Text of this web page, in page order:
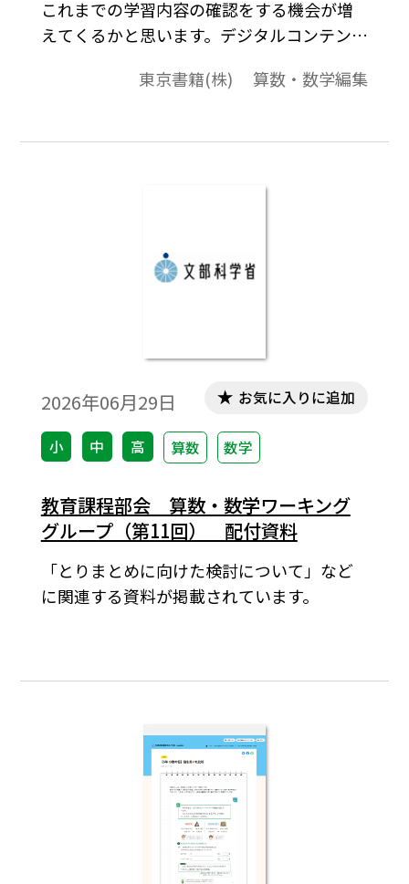
これまでの学習内容の確認をする機会が増
えてくるかと思います。デジタルコンテンツ
活用するのも一つの方法です。
東京書籍(株) 算数・数学編集
2026年06月29日
小 中 高 算数 数学
お気に入りに追加
教育課程部会 算数・数学ワーキング
グループ（第11回） 配付資料
「とりまとめに向けた検討について」など
に関連する資料が掲載されています。